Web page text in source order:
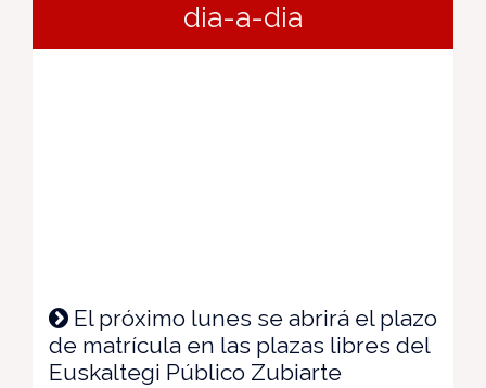
dia-a-dia
El próximo lunes se abrirá el plazo
de matrícula en las plazas libres del
Euskaltegi Público Zubiarte